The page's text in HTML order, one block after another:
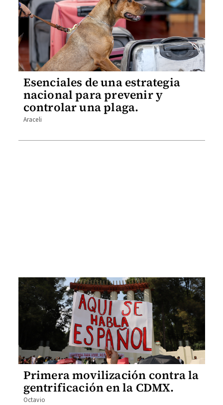
Esenciales de una estrategia
nacional para prevenir y
controlar una plaga.
Araceli
Primera movilización contra la
gentrificación en la CDMX.
Octavio